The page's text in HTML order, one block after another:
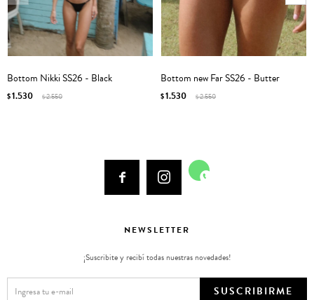
Bottom Nikki SS26 - Black
$1.530 $2.550
Bottom new Far SS26 - Butter
$1.530 $2.550
  
NEWSLETTER
¡Suscribite y recibí todas nuestras novedades!
SUSCRIBIRME